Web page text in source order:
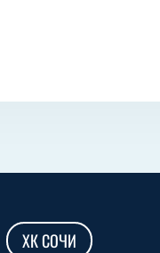
ХК СОЧИ